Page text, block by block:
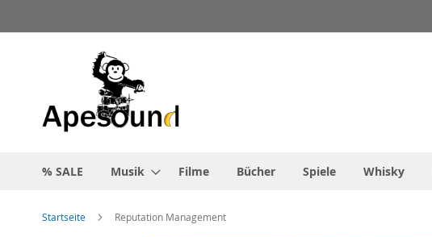
Inhalt
% SALE Musik Filme Bücher Spiele Whisky
Startseite Reputation Management